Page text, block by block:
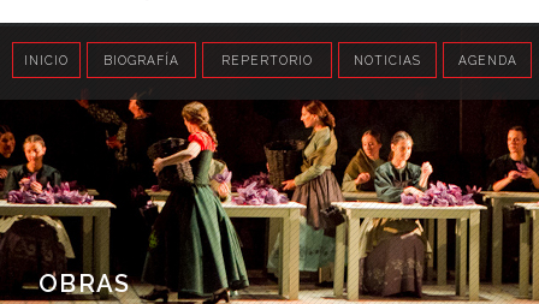
INICIO BIOGRAFÍA REPERTORIO NOTICIAS AGENDA
OBRAS